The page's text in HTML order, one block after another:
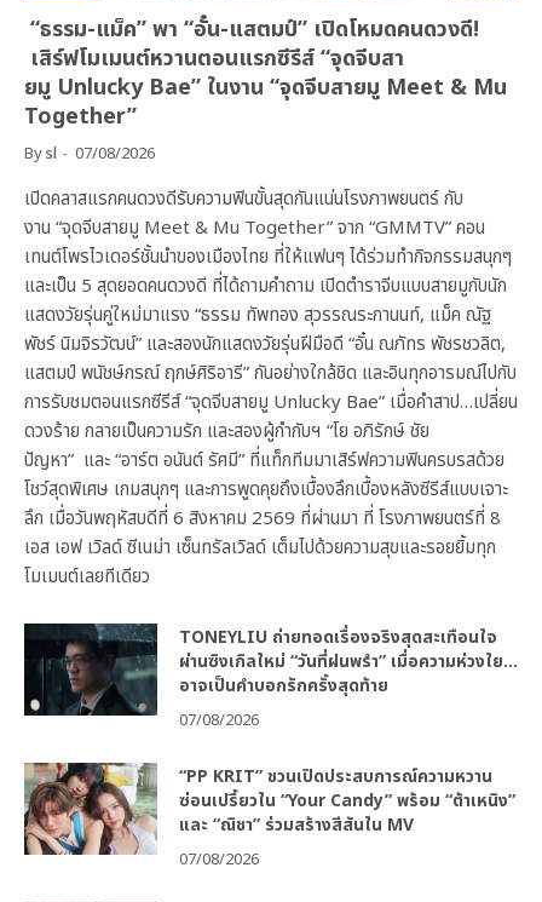
“ธรรม-แม็ค” พา “อั๋น-แสตมป์” เปิดโหมดคนดวงดี!
เสิร์ฟโมเมนต์หวานตอนแรกซีรีส์ “จุดจีบสา
ยมู Unlucky Bae” ในงาน “จุดจีบสายมู Meet & Mu
Together”
Bysl 07/08/2026
เปิดคลาสแรกคนดวงดีรับความฟินขั้นสุดกันแน่นโรงภาพยนตร์ กับ
งาน “จุดจีบสายมู Meet & Mu Together” จาก “GMMTV” คอน
เทนต์โพรไวเดอร์ชั้นนำของเมืองไทย ที่ให้แฟนๆ ได้ร่วมทำกิจกรรมสนุกๆ
และเป็น 5 สุดยอดคนดวงดี ที่ได้ถามคำถาม เปิดตำราจีบแบบสายมูกับนัก
แสดงวัยรุ่นคู่ใหม่มาแรง “ธรรม ทัพทอง สุวรรณระกานนท์, แม็ค ณัฐ
พัชร์ นิมจิรวัฒน์” และสองนักแสดงวัยรุ่นฝีมือดี “อั๋น ณภัทร พัชรชวลิต,
แสตมป์ พนัชษ์กรณ์ ฤกษ์ศิริอารี” กันอย่างใกล้ชิด และอินทุกอารมณ์ไปกับ
การรับชมตอนแรกซีรีส์ “จุดจีบสายมู Unlucky Bae” เมื่อคำสาป…เปลี่ยน
ดวงร้าย กลายเป็นความรัก และสองผู้กำกับฯ “โย อภิรักษ์ ชัย
ปัญหา” และ “อาร์ต อนันต์ รัศมี” ที่แท็กทีมมาเสิร์ฟความฟินครบรสด้วย
โชว์สุดพิเศษ เกมสนุกๆ และการพูดคุยถึงเบื้องลึกเบื้องหลังซีรีส์แบบเจาะ
ลึก เมื่อวันพฤหัสบดีที่ 6 สิงหาคม 2569 ที่ผ่านมา ที่ โรงภาพยนตร์ที่ 8
เอส เอฟ เวิลด์ ซีเนม่า เซ็นทรัลเวิลด์ เต็มไปด้วยความสุขและรอยยิ้มทุก
โมเมนต์เลยทีเดียว
TONEYLIU ถ่ายทอดเรื่องจริงสุดสะเทือนใจ
ผ่านซิงเกิลใหม่ “วันที่ฝนพรำ” เมื่อความห่วงใย…
อาจเป็นคำบอกรักครั้งสุดท้าย
07/08/2026
“PP KRIT” ชวนเปิดประสบการณ์ความหวาน
ซ่อนเปรี้ยวใน “Your Candy” พร้อม “ต้าเหนิง”
และ “ณิชา” ร่วมสร้างสีสันใน MV
07/08/2026